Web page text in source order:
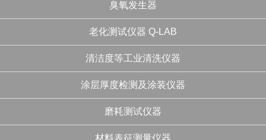
臭氧发生器
老化测试仪器 Q-LAB
清洁度等工业清洗仪器
涂层厚度检测及涂装仪器
磨耗测试仪器
材料表征测量仪器